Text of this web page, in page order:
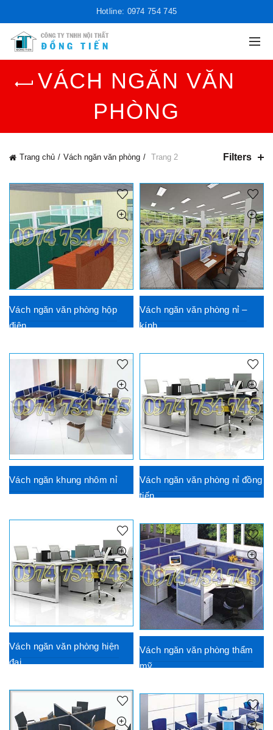
Hotline: 0974 754 745
VÁCH NGĂN VĂN
PHÒNG
Trang chủ Vách ngăn văn phòng Trang 2 Filters
Vách ngăn văn phòng hộp
điện
Vách ngăn văn phòng nỉ –
kính
Vách ngăn khung nhôm nỉ
Vách ngăn văn phòng nỉ đồng
tiến
Vách ngăn văn phòng hiện
đại
Vách ngăn văn phòng thẩm
mỹ